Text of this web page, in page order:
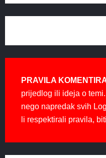
PRAVILA
prijedlog ili ideja o
nego napredak svih
li respektirali pravila,